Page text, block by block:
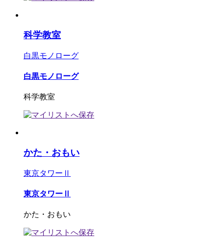
科学教室
白黒モノローグ
白黒モノローグ
科学教室
かた・おもい
東京タワーⅡ
東京タワーⅡ
かた・おもい